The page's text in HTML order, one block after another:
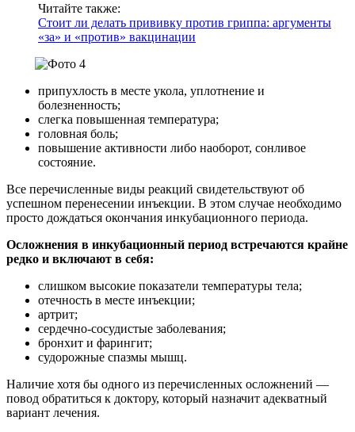
Читайте также:
Стоит ли делать прививку против гриппа: аргументы
«за» и «против» вакцинации
припухлость в месте укола, уплотнение и
болезненность;
слегка повышенная температура;
головная боль;
повышение активности либо наоборот, сонливое
состояние.
Все перечисленные виды реакций свидетельствуют об
успешном перенесении инъекции. В этом случае необходимо
просто дождаться окончания инкубационного периода.
Осложнения в инкубационный период встречаются крайне
редко и включают в себя:
слишком высокие показатели температуры тела;
отечность в месте инъекции;
артрит;
сердечно-сосудистые заболевания;
бронхит и фарингит;
судорожные спазмы мышц.
Наличие хотя бы одного из перечисленных осложнений ―
повод обратиться к доктору, который назначит адекватный
вариант лечения.